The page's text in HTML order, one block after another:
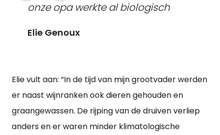
onze opa werkte al biologisch
Elie Genoux
Elie vult aan: “In de tijd van mijn grootvader werden
er naast wijnranken ook dieren gehouden en
graangewassen. De rijping van de druiven verliep
anders en er waren minder klimatologische